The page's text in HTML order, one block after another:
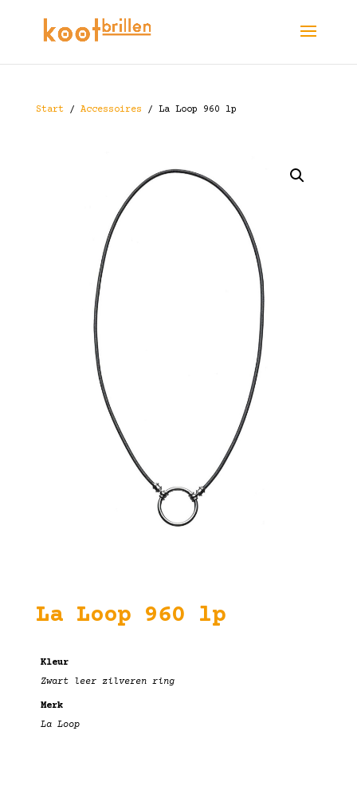
Start/ Accessoires / La Loop 960 lp
La Loop 960 lp
Kleur
Zwart leer zilveren ring
Merk
La Loop